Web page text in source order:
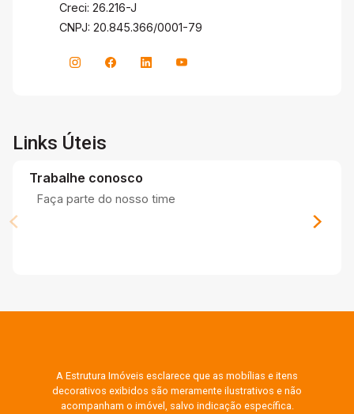
Creci: 26.216-J
CNPJ: 20.845.366/0001-79
Links Úteis
Trabalhe conosco
Faça parte do nosso time
A Estrutura Imóveis esclarece que as mobílias e itens
decorativos exibidos são meramente ilustrativos e não
acompanham o imóvel, salvo indicação específica.